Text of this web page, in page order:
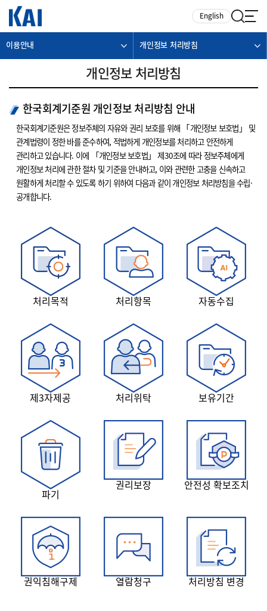
English
이용안내 개인정보 처리방침
개인정보 처리방침
한국회계기준원 개인정보 처리방침 안내
한국회계기준원은 정보주체의 자유와 권리 보호를 위해 「개인정보 보호법」 및
관계법령이 정한 바를 준수하여, 적법하게 개인정보를 처리하고 안전하게
관리하고 있습니다. 이에 「개인정보 보호법」 제30조에 따라 정보주체에게
개인정보 처리에 관한 절차 및 기준을 안내하고, 이와 관련한 고충을 신속하고
원활하게 처리할 수 있도록 하기 위하여 다음과 같이 개인정보 처리방침을 수립·
공개합니다.
처리목적 처리항목 자동수집
제3자제공 처리위탁 보유기간
파기
권리보장 안전성 확보조치
권익침해구제 열람청구 처리방침 변경